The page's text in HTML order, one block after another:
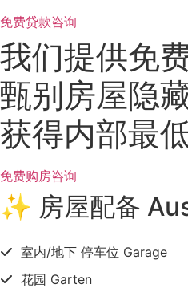
免费贷款咨询
我们提供免
甄别房屋隐
获得内部最
免费购房咨询
✨ 房屋配备
室内/地下 停车位 Garage
花园 Garten